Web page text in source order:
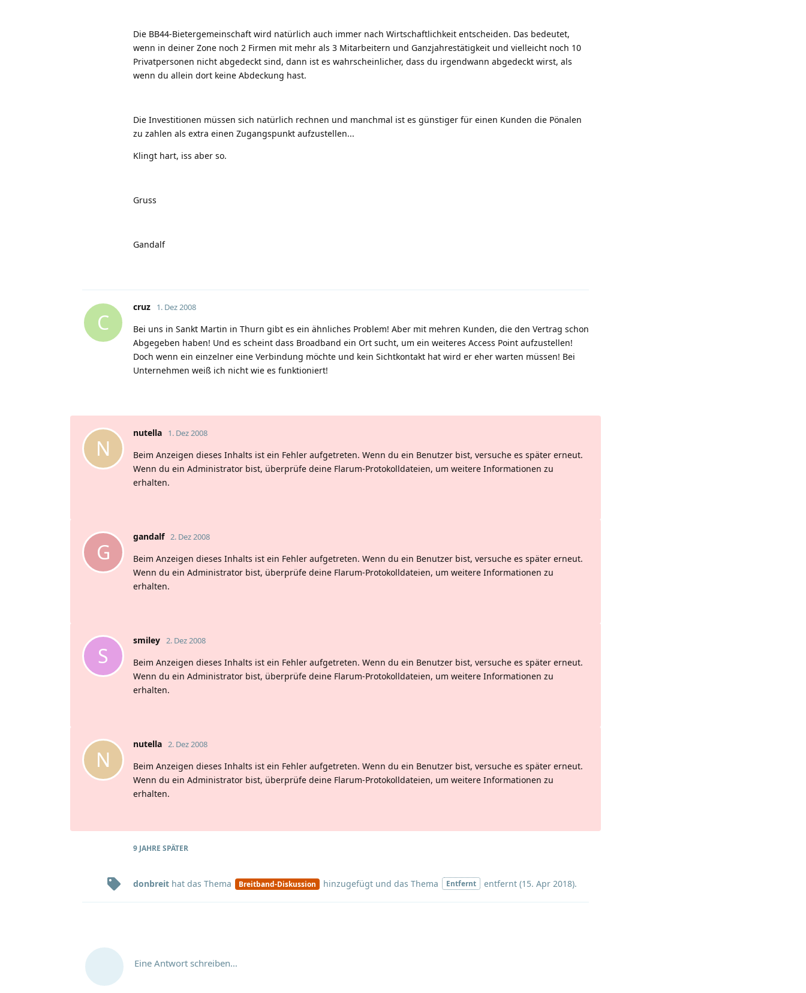
Die BB44-Bietergemeinschaft wird natürlich auch immer nach Wirtschaftlichkeit entscheiden. Das bedeutet,
wenn in deiner Zone noch 2 Firmen mit mehr als 3 Mitarbeitern und Ganzjahrestätigkeit und vielleicht noch 10
Privatpersonen nicht abgedeckt sind, dann ist es wahrscheinlicher, dass du irgendwann abgedeckt wirst, als
wenn du allein dort keine Abdeckung hast.
Die Investitionen müssen sich natürlich rechnen und manchmal ist es günstiger für einen Kunden die Pönalen
zu zahlen als extra einen Zugangspunkt aufzustellen...
Klingt hart, iss aber so.
Gruss
Gandalf
C
cruz 1. Dez 2008
Bei uns in Sankt Martin in Thurn gibt es ein ähnliches Problem! Aber mit mehren Kunden, die den Vertrag schon
Abgegeben haben! Und es scheint dass Broadband ein Ort sucht, um ein weiteres Access Point aufzustellen!
Doch wenn ein einzelner eine Verbindung möchte und kein Sichtkontakt hat wird er eher warten müssen! Bei
Unternehmen weiß ich nicht wie es funktioniert!
N
nutella 1. Dez 2008
Beim Anzeigen dieses Inhalts ist ein Fehler aufgetreten. Wenn du ein Benutzer bist, versuche es später erneut.
Wenn du ein Administrator bist, überprüfe deine Flarum-Protokolldateien, um weitere Informationen zu
erhalten.
G
gandalf 2. Dez 2008
Beim Anzeigen dieses Inhalts ist ein Fehler aufgetreten. Wenn du ein Benutzer bist, versuche es später erneut.
Wenn du ein Administrator bist, überprüfe deine Flarum-Protokolldateien, um weitere Informationen zu
erhalten.
S
smiley 2. Dez 2008
Beim Anzeigen dieses Inhalts ist ein Fehler aufgetreten. Wenn du ein Benutzer bist, versuche es später erneut.
Wenn du ein Administrator bist, überprüfe deine Flarum-Protokolldateien, um weitere Informationen zu
erhalten.
N
nutella 2. Dez 2008
Beim Anzeigen dieses Inhalts ist ein Fehler aufgetreten. Wenn du ein Benutzer bist, versuche es später erneut.
Wenn du ein Administrator bist, überprüfe deine Flarum-Protokolldateien, um weitere Informationen zu
erhalten.
9 JAHRE SPÄTER
donbreit hat das Thema Breitband-Diskussion hinzugefügt und das Thema Entfernt entfernt (15. Apr 2018).
Eine Antwort schreiben…